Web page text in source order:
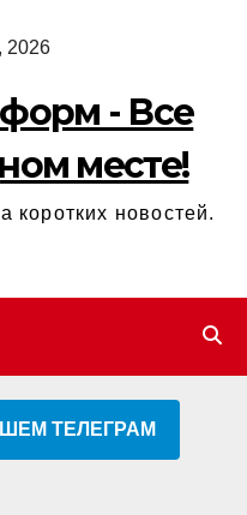
2026
- Все
месте!
коротких новостей.
ТЕЛЕГРАМ